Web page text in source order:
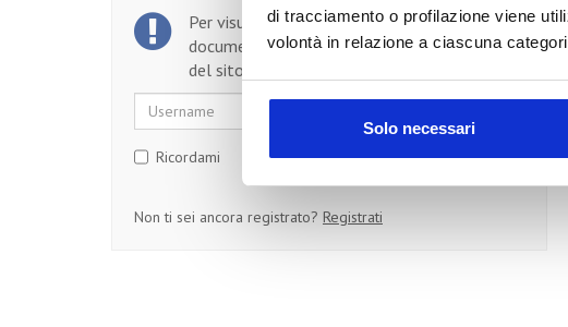
di tracciamento o profilazione viene
volontà in relazione a ciascuna
Solo necessari
Per visualizzare il testo completo del
documento, devi essere un utente registrato
del sito.
Username Password
Ricordami
Non ti sei ancora registrato? Registrati